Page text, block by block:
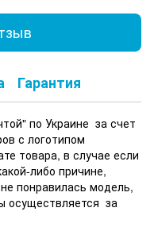
Гарантия
по Украине за счет
с логотипом
товара, в случае если
либо причине,
понравилась модель,
осуществляется за